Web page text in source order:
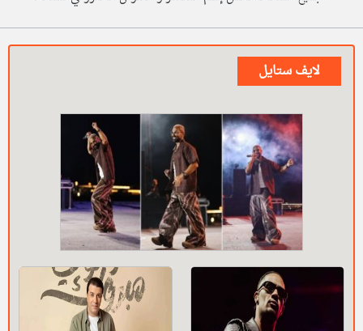
لايف ستايل